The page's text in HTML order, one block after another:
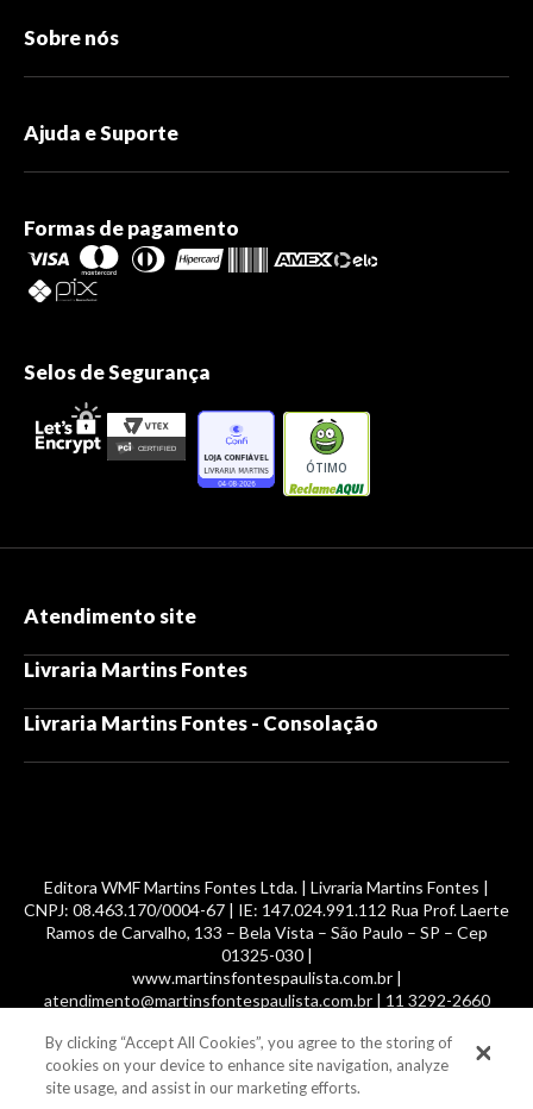
Sobre nós
Ajuda e Suporte
Formas de pagamento
Selos de Segurança
ÓTIMO
Atendimento site
Livraria Martins Fontes
Livraria Martins Fontes - Consolação
Editora WMF Martins Fontes Ltda. | Livraria Martins Fontes |
CNPJ: 08.463.170/0004-67 | IE: 147.024.991.112 Rua Prof. Laerte
Ramos de Carvalho, 133 – Bela Vista – São Paulo – SP – Cep
01325-030 |
www.martinsfontespaulista.com.br |
atendimento@martinsfontespaulista.com.br | 11 3292-2660
© 2014 -2026, MartinsFontes livros nacionais e importados,
com mais de 700 mil títulos. Todos os direitos reservados.
By clicking “Accept All Cookies”, you agree to the storing of
cookies on your device to enhance site navigation, analyze
site usage, and assist in our marketing efforts.